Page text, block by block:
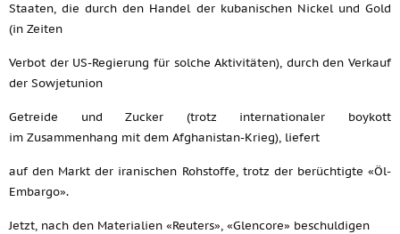
Staaten, die durch den Handel der kubanischen Nickel und Gold
(in Zeiten
Verbot der US-Regierung für solche Aktivitäten), durch den Verkauf
der Sowjetunion
Getreide und Zucker (trotz internationaler boykott
im Zusammenhang mit dem Afghanistan-Krieg), liefert
auf den Markt der iranischen Rohstoffe, trotz der berüchtigte «Öl-
Embargo».
Jetzt, nach den Materialien «Reuters», «Glencore» beschuldigen